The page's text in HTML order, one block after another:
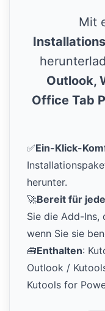
Mit
Outlook,
Office Tab
✅Ein-Klick-
herunter.
🚀Bereit für
Sie die Add-Ins,
wenn Sie sie
🧰Enthalten:
Outlook /
Kutools for